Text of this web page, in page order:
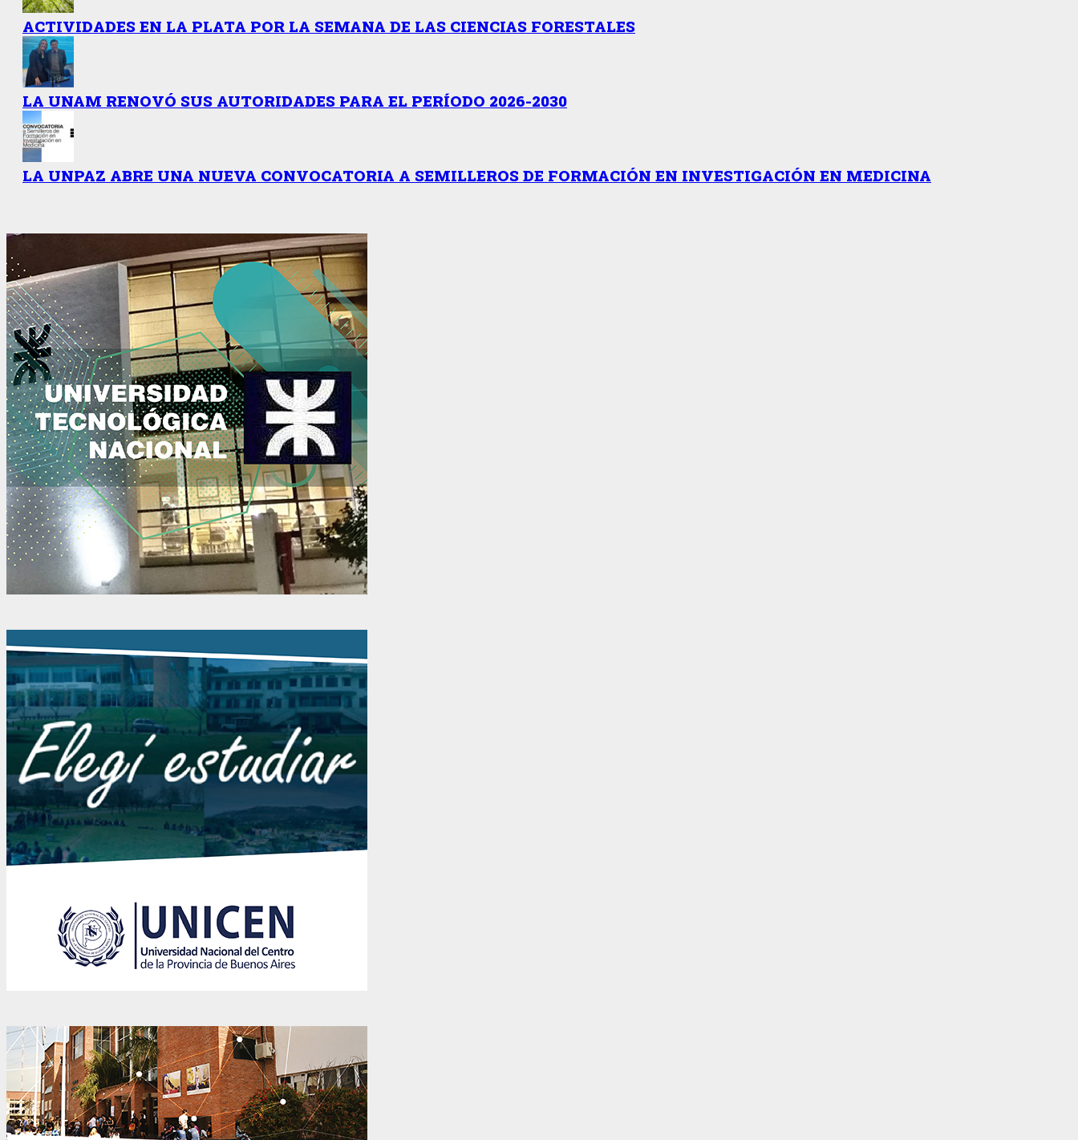
ACTIVIDADES EN LA PLATA POR LA SEMANA DE LAS CIENCIAS FORESTALES
LA UNAM RENOVÓ SUS AUTORIDADES PARA EL PERÍODO 2026-2030
LA UNPAZ ABRE UNA NUEVA CONVOCATORIA A SEMILLEROS DE FORMACIÓN EN INVESTIGACIÓN EN MEDICINA